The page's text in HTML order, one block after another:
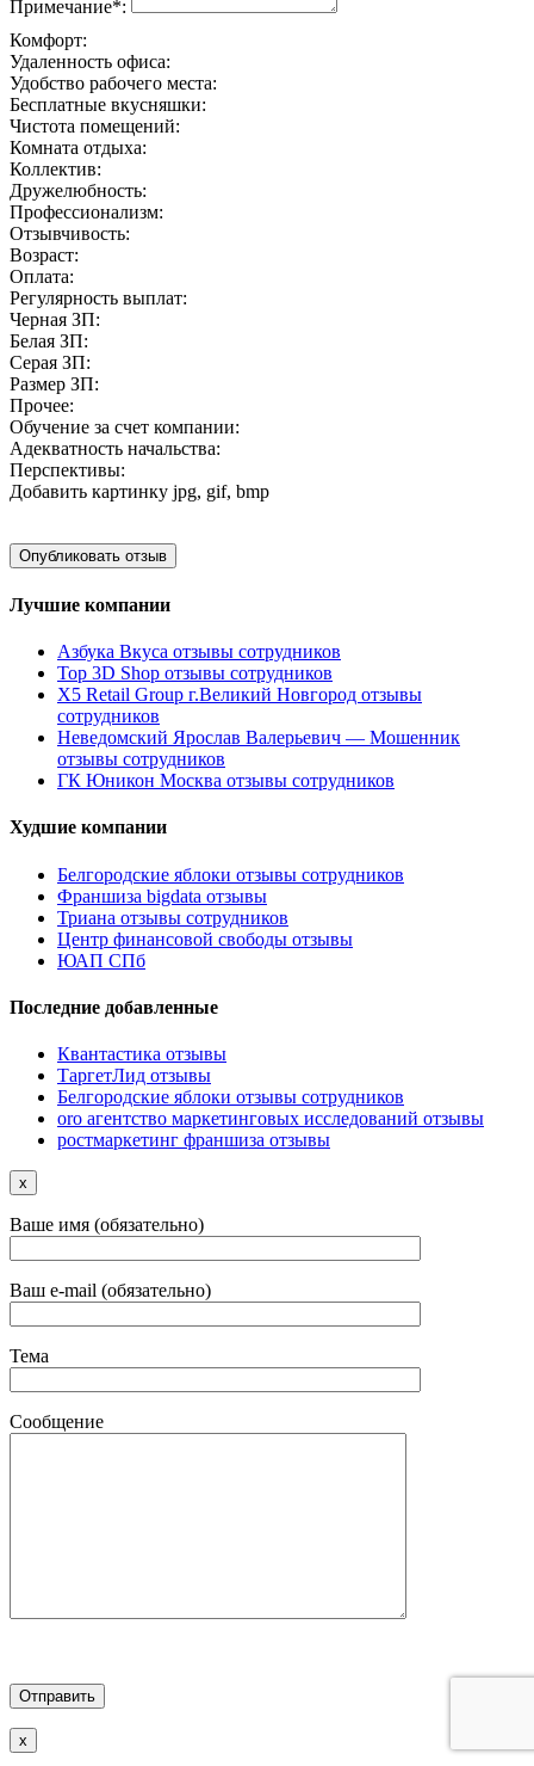
Примечание*:
Комфорт:
Удаленность офиса:
Удобство рабочего места:
Бесплатные вкусняшки:
Чистота помещений:
Комната отдыха:
Коллектив:
Дружелюбность:
Профессионализм:
Отзывчивость:
Возраст:
Оплата:
Регулярность выплат:
Черная ЗП:
Белая ЗП:
Серая ЗП:
Размер ЗП:
Прочее:
Обучение за счет компании:
Адекватность начальства:
Перспективы:
Добавить картинку jpg, gif, bmp
Лучшие компании
Азбука Вкуса отзывы сотрудников
Top 3D Shop отзывы сотрудников
X5 Retail Group г.Великий Новгород отзывы
сотрудников
Неведомский Ярослав Валерьевич — Мошенник
отзывы сотрудников
ГК Юникон Москва отзывы сотрудников
Худшие компании
Белгородские яблоки отзывы сотрудников
Франшиза bigdata отзывы
Триана отзывы сотрудников
Центр финансовой свободы отзывы
ЮАП СПб
Последние добавленные
Квантастика отзывы
ТаргетЛид отзывы
Белгородские яблоки отзывы сотрудников
oro агентство маркетинговых исследований отзывы
ростмаркетинг франшиза отзывы
x
Ваше имя (обязательно)
Ваш e-mail (обязательно)
Тема
Сообщение
x